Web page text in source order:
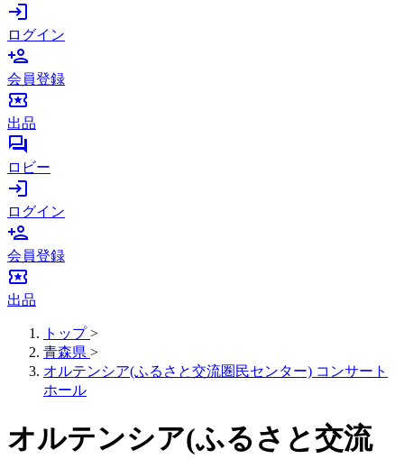
login
ログイン
person_add
会員登録
local_activity
出品
forum
ロビー
login
ログイン
person_add
会員登録
local_activity
出品
トップ >
青森県 >
オルテンシア(ふるさと交流圏民センター) コンサート
ホール
オルテンシア(ふるさと交流